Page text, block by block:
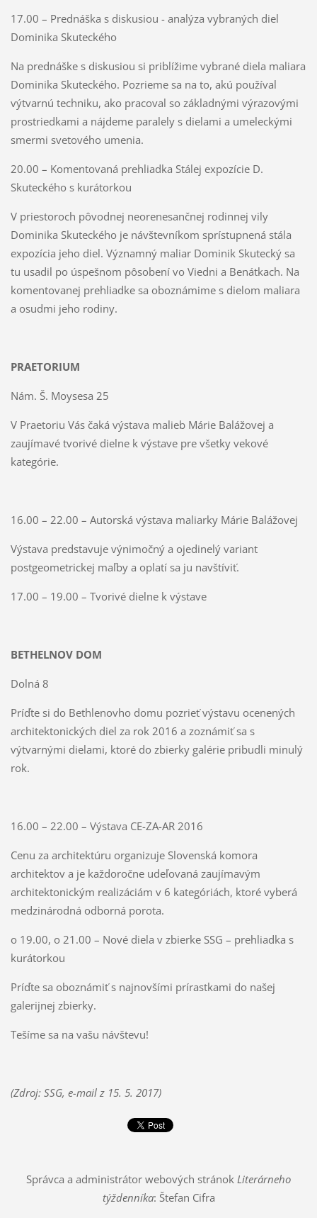
17.00 – Prednáška s diskusiou - analýza vybraných diel
Dominika Skuteckého
Na prednáške s diskusiou si priblížime vybrané diela maliara
Dominika Skuteckého. Pozrieme sa na to, akú používal
výtvarnú techniku, ako pracoval so základnými výrazovými
prostriedkami a nájdeme paralely s dielami a umeleckými
smermi svetového umenia.
20.00 – Komentovaná prehliadka Stálej expozície D.
Skuteckého s kurátorkou
V priestoroch pôvodnej neorenesančnej rodinnej vily
Dominika Skuteckého je návštevníkom sprístupnená stála
expozícia jeho diel. Významný maliar Dominik Skutecký sa
tu usadil po úspešnom pôsobení vo Viedni a Benátkach. Na
komentovanej prehliadke sa oboznámime s dielom maliara
a osudmi jeho rodiny.
PRAETORIUM
Nám. Š. Moysesa 25
V Praetoriu Vás čaká výstava malieb Márie Balážovej a
zaujímavé tvorivé dielne k výstave pre všetky vekové
kategórie.
16.00 – 22.00 – Autorská výstava maliarky Márie Balážovej
Výstava predstavuje výnimočný a ojedinelý variant
postgeometrickej maľby a oplatí sa ju navštíviť.
17.00 – 19.00 – Tvorivé dielne k výstave
BETHELNOV DOM
Dolná 8
Príďte si do Bethlenovho domu pozrieť výstavu ocenených
architektonických diel za rok 2016 a zoznámiť sa s
výtvarnými dielami, ktoré do zbierky galérie pribudli minulý
rok.
16.00 – 22.00 – Výstava CE-ZA-AR 2016
Cenu za architektúru organizuje Slovenská komora
architektov a je každoročne udeľovaná zaujímavým
architektonickým realizáciám v 6 kategóriách, ktoré vyberá
medzinárodná odborná porota.
o 19.00, o 21.00 – Nové diela v zbierke SSG – prehliadka s
kurátorkou
Príďte sa oboznámiť s najnovšími prírastkami do našej
galerijnej zbierky.
Tešíme sa na vašu návštevu!
(Zdroj: SSG, e-mail z 15. 5. 2017)
Správca a administrátor webových stránok Literárneho
týždenníka: Štefan Cifra